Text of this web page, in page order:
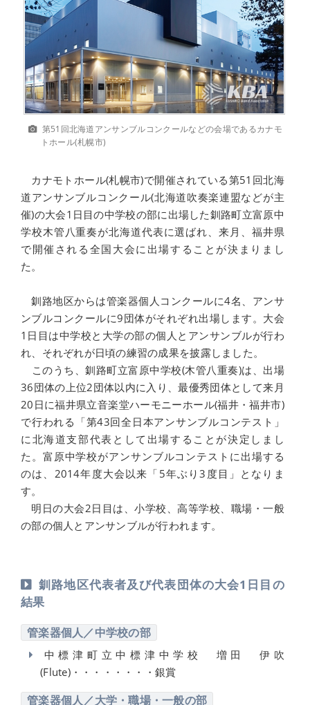
第51回北海道アンサンブルコンクールなどの会場であるカナモ
トホール(札幌市)
カナモトホール(札幌市)で開催されている第51回北海
道アンサンブルコンクール(北海道吹奏楽連盟などが主
催)の大会1日目の中学校の部に出場した釧路町立富原中
学校木管八重奏が北海道代表に選ばれ、来月、福井県
で開催される全国大会に出場することが決まりまし
た。
釧路地区からは管楽器個人コンクールに4名、アンサ
ンブルコンクールに9団体がそれぞれ出場します。大会
1日目は中学校と大学の部の個人とアンサンブルが行わ
れ、それぞれが日頃の練習の成果を披露しました。
このうち、釧路町立富原中学校(木管八重奏)は、出場
36団体の上位2団体以内に入り、最優秀団体として来月
20日に福井県立音楽堂ハーモニーホール(福井・福井市)
で行われる「第43回全日本アンサンブルコンテスト」
に北海道支部代表として出場することが決定しまし
た。富原中学校がアンサンブルコンテストに出場する
のは、2014年度大会以来「5年ぶり3度目」となりま
す。
明日の大会2日目は、小学校、高等学校、職場・一般
の部の個人とアンサンブルが行われます。
釧路地区代表者及び代表団体の大会1日目の
結果
管楽器個人／中学校の部
中標津町立中標津中学校 増田 伊吹
(Flute)・・・・・・・・銀賞
管楽器個人／大学・職場・一般の部